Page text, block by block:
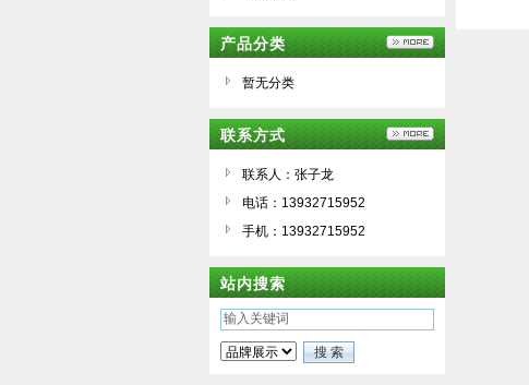
产品分类
暂无分类
联系方式
联系人：张子龙
电话：13932715952
手机：13932715952
站内搜索